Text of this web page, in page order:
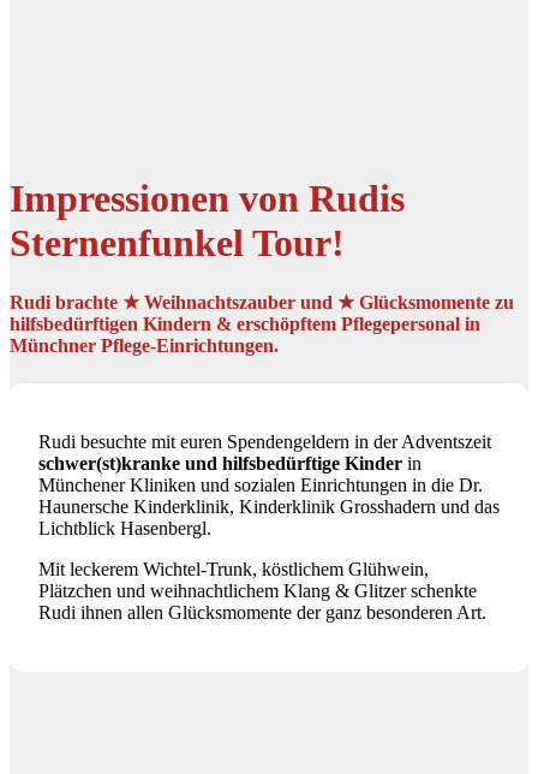
Impressionen von Rudis
Sternenfunkel Tour!
Rudi brachte ★ Weihnachtszauber und ★ Glücksmomente zu
hilfsbedürftigen Kindern & erschöpftem Pflegepersonal in
Münchner Pflege-Einrichtungen.
Rudi besuchte mit euren Spendengeldern in der Adventszeit
schwer(st)kranke und hilfsbedürftige Kinder in
Münchener Kliniken und sozialen Einrichtungen in die Dr.
Haunersche Kinderklinik, Kinderklinik Grosshadern und das
Lichtblick Hasenbergl.
Mit leckerem Wichtel-Trunk, köstlichem Glühwein,
Plätzchen und weihnachtlichem Klang & Glitzer schenkte
Rudi ihnen allen Glücksmomente der ganz besonderen Art.